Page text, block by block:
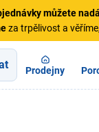
můžete
za trpělivost a
Prodejny